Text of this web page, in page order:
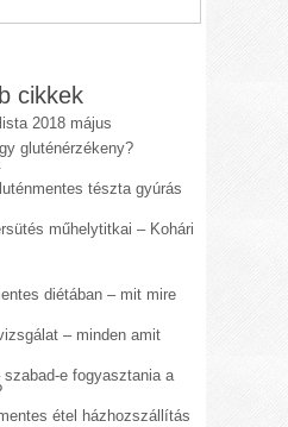
cikkek
2018 május
gluténérzékeny?
tészta gyúrás
műhelytitkai – Kohári
diétában – mit mire
– minden amit
e fogyasztania a
étel házhozszállítás